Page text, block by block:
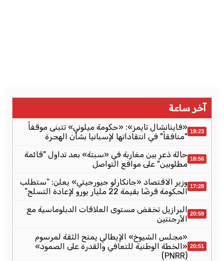
آخر ساعة
19:23 «فاينانشال تايمز»: «حكومة ميلوني» تتبنى موقفاً
"منافقاً" في انتقاداتها لإسبانيا بشأن الهجرة
18:56 حالة ذعر بين مغاربة في «سبتة» بعد تداول "قائمة
مطلوبين" على مواقع التواصل
17:28 وزير الاقتصاد «جانكارلو جيورجيتي» يعلن: “ستطلب
الحكومة قرضًا بقيمة 22 مليار يورو لإعادة التسلح”
20:59 البرازيل تخفض مستوى العلاقات الدبلوماسية مع
الأرجنتين
20:51
«مجلس الشيوخ» الإيطالي يمنح الثقة لمرسوم
«الخطة الوطنية للتعافي والقدرة على الصمود»
(PNRR)